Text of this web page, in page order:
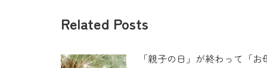
Related Posts
「親子の日」が終わって「お